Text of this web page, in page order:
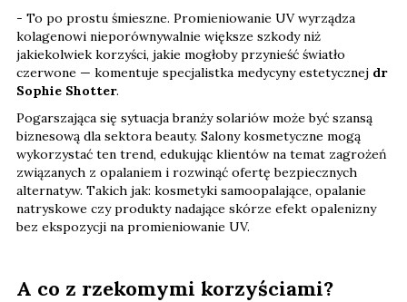
- To po prostu śmieszne. Promieniowanie UV wyrządza
kolagenowi nieporównywalnie większe szkody niż
jakiekolwiek korzyści, jakie mogłoby przynieść światło
czerwone — komentuje specjalistka medycyny estetycznej dr
Sophie Shotter.
Pogarszająca się sytuacja branży solariów może być szansą
biznesową dla sektora beauty. Salony kosmetyczne mogą
wykorzystać ten trend, edukując klientów na temat zagrożeń
związanych z opalaniem i rozwinąć ofertę bezpiecznych
alternatyw. Takich jak: kosmetyki samoopalające, opalanie
natryskowe czy produkty nadające skórze efekt opalenizny
bez ekspozycji na promieniowanie UV.
A co z rzekomymi korzyściami?